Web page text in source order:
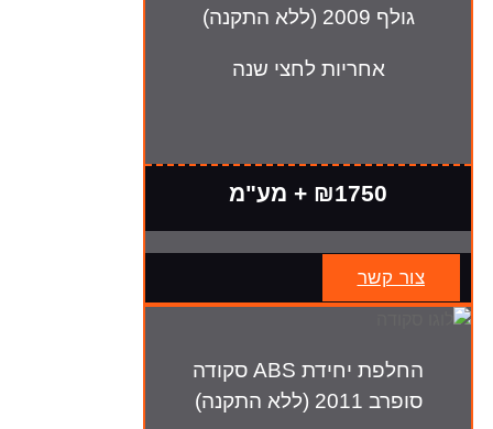
גולף 2009 (ללא התקנה)
אחריות לחצי שנה
₪1750 + מע"מ
צור קשר
החלפת יחידת ABS סקודה
סופרב 2011 (ללא התקנה)